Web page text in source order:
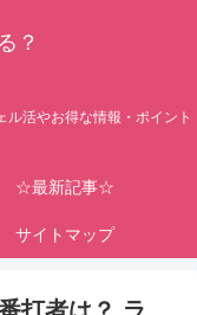
？
活やお得な情報・ポイント
☆最新記事☆
サイトマップ